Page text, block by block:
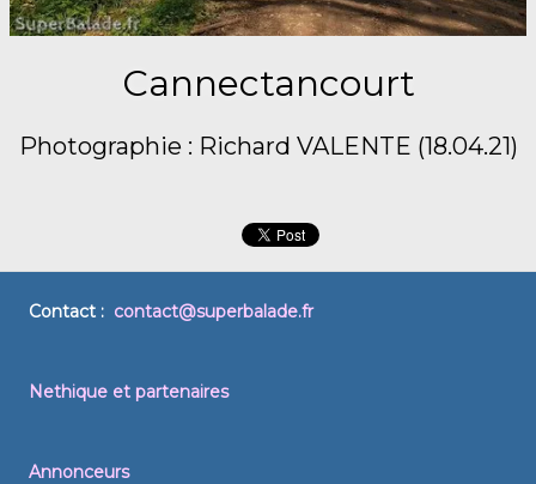
Cannectancourt
Photographie : Richard VALENTE (18.04.21)
Contact : contact@superbalade.fr
Nethique et partenaires
Annonceurs